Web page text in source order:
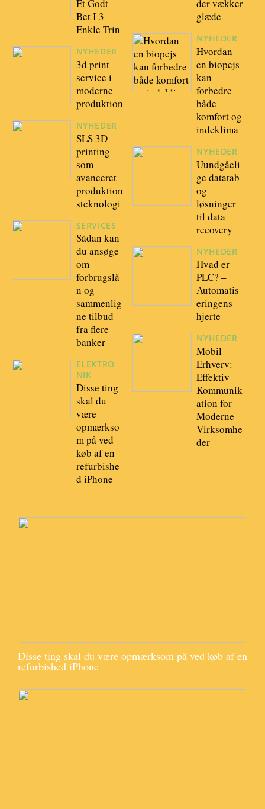
Et Godt
Bet I 3
Enkle Trin
NYHEDER
3d print
service i
moderne
produktion
NYHEDER
SLS 3D
printing
som
avanceret
produktion
steknologi
SERVICES
Sådan kan
du ansøge
om
forbrugslå
n og
sammenlig
ne tilbud
fra flere
banker
ELEKTRO
NIK
Disse ting
skal du
være
opmærkso
m på ved
køb af en
refurbishe
d iPhone
der vækker
glæde
NYHEDER
Hvordan
en biopejs
kan
forbedre
både
komfort og
indeklima
NYHEDER
Uundgåeli
ge datatab
og
løsninger
til data
recovery
NYHEDER
Hvad er
PLC? –
Automatis
eringens
hjerte
NYHEDER
Mobil
Erhverv:
Effektiv
Kommunik
ation for
Moderne
Virksomhe
der
Disse ting skal du være opmærksom på ved køb af en
refurbished iPhone